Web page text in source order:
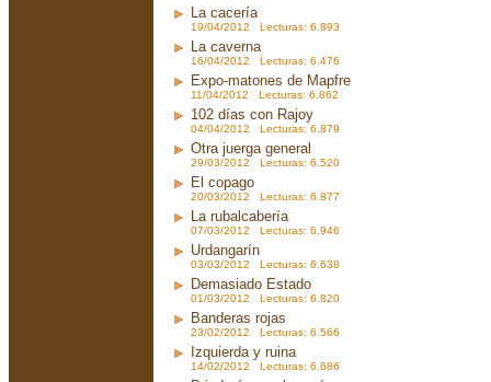
La cacería
19/04/2012 Lecturas: 6.893
La caverna
16/04/2012 Lecturas: 6.476
Expo-matones de Mapfre
11/04/2012 Lecturas: 6.862
102 días con Rajoy
04/04/2012 Lecturas: 6.879
Otra juerga general
29/03/2012 Lecturas: 6.520
El copago
20/03/2012 Lecturas: 6.877
La rubalcabería
07/03/2012 Lecturas: 6.946
Urdangarín
03/03/2012 Lecturas: 6.638
Demasiado Estado
01/03/2012 Lecturas: 6.820
Banderas rojas
23/02/2012 Lecturas: 6.566
Izquierda y ruina
14/02/2012 Lecturas: 6.686